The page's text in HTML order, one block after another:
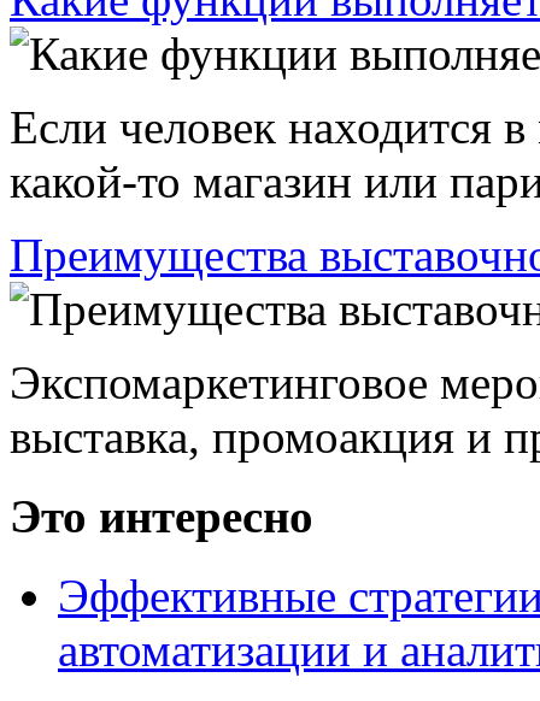
Если человек находится
какой-то магазин или
Преимущества
Экспомаркетинговое
выставка, промоакция и
Это интересно
Эффективные
автоматизации и